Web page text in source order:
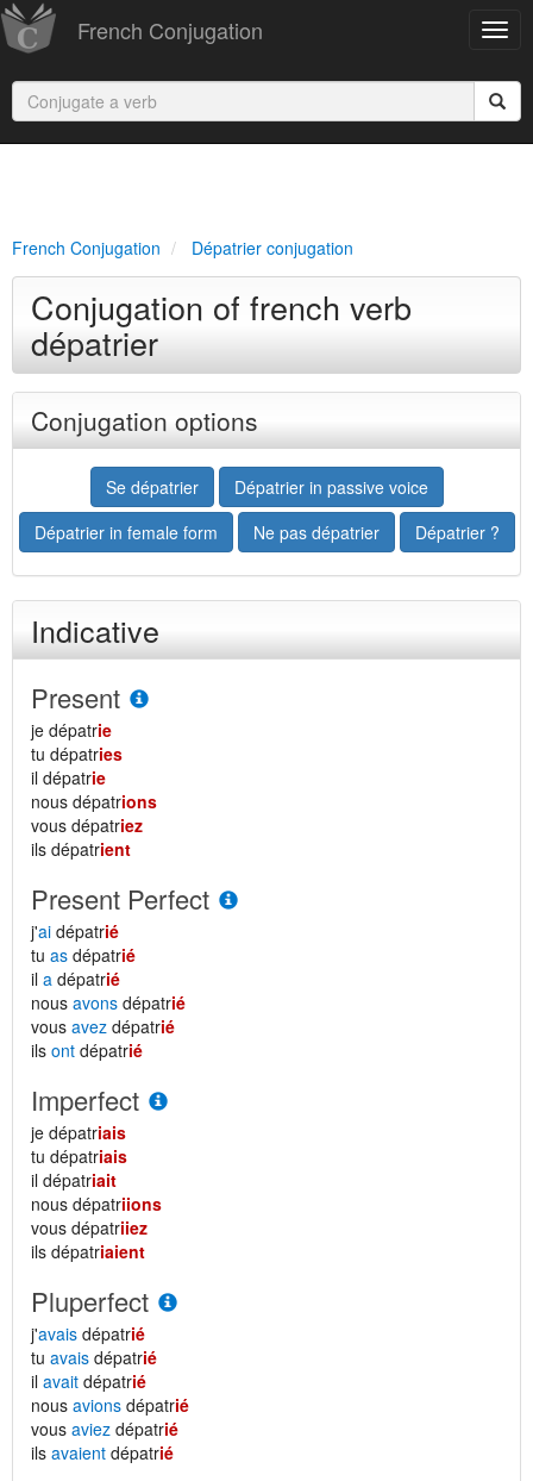
French Conjugation
French Conjugation Dépatrier conjugation
Conjugation of french verb
dépatrier
Conjugation options
Se dépatrier
Dépatrier in passive voice
Dépatrier in female form
Ne pas dépatrier Dépatrier ?
Indicative
Present
je dépatrie
tu dépatries
il dépatrie
nous dépatrions
vous dépatriez
ils dépatrient
Present Perfect
j'ai dépatrié
tu as dépatrié
il a dépatrié
nous avons dépatrié
vous avez dépatrié
ils ont dépatrié
Imperfect
je dépatriais
tu dépatriais
il dépatriait
nous dépatriions
vous dépatriiez
ils dépatriaient
Pluperfect
j'avais dépatrié
tu avais dépatrié
il avait dépatrié
nous avions dépatrié
vous aviez dépatrié
ils avaient dépatrié